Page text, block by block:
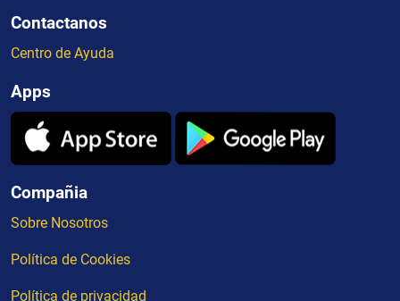
Contactanos
Centro de Ayuda
Apps
Compañia
Sobre Nosotros
Política de Cookies
Política de privacidad